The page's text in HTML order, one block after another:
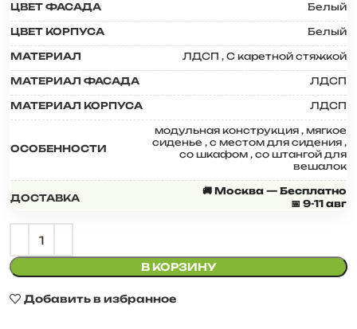
ЦВЕТ ФАСАДА Белый
ЦВЕТ КОРПУСА Белый
МАТЕРИАЛ ЛДСП , С каретной стяжкой
МАТЕРИАЛ ФАСАДА ЛДСП
МАТЕРИАЛ КОРПУСА ЛДСП
ОСОБЕННОСТИ
модульная конструкция , мягкое
сиденье , с местом для сидения ,
со шкафом , со штангой для
вешалок
ДОСТАВКА
🚚 Москва — Бесплатно
📅 9-11 авг
В КОРЗИНУ
Добавить в избранное